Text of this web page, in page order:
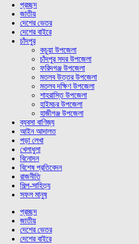
প্রচ্ছদ
জাতীয়
দেশের ভেতর
দেশের বাইরে
চাঁদপুর
কচুয়া উপজেলা
চাঁদপুর সদর উপজেলা
ফরিদগঞ্জ উপজেলা
মতলব উত্তর উপজেলা
মতলব দক্ষিণ উপজেলা
শাহরাস্তি উপজেলা
হাইমচর উপজেলা
হাজীগঞ্জ উপজেলা
ব্যবসা বাণিজ্য
আইন আদালত
পড়া লেখা
খেলাধুলা
বিনোদন
বিশেষ প্রতিবেদন
রাজনীতি
শিল্প-সাহিত্য
সফল মানুষ
প্রচ্ছদ
জাতীয়
দেশের ভেতর
দেশের বাইরে